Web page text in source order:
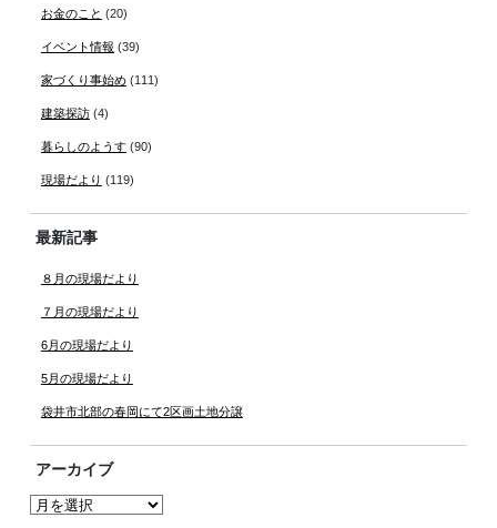
お金のこと (20)
イベント情報 (39)
家づくり事始め(111)
建築探訪(4)
暮らしのようす(90)
現場だより (119)
最新記事
８月の現場だより
７月の現場だより
6月の現場だより
5月の現場だより
袋井市北部の春岡にて2区画土地分譲
アーカイブ